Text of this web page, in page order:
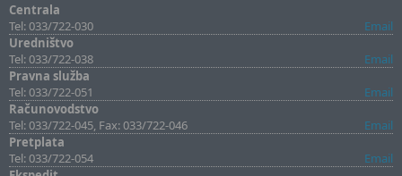
Centrala
Tel: 033/722-030
Email
Uredništvo
Tel: 033/722-038
Email
Pravna služba
Tel: 033/722-051
Email
Računovodstvo
Tel: 033/722-045, Fax: 033/722-046
Email
Pretplata
Tel: 033/722-054
Email